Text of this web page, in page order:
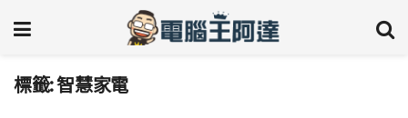
標籤:智慧家電